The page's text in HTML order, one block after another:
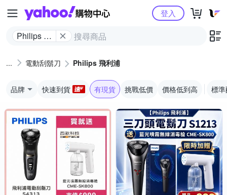
Yahoo購物中心
Philips 飛
登入
電動刮鬍刀 Philips 飛利浦
品牌 快速到貨 有現貨 挑戰低價 價格低到高 標